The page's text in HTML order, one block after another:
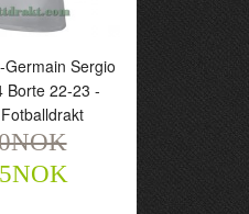
Germain Sergio
Borte 22-23 -